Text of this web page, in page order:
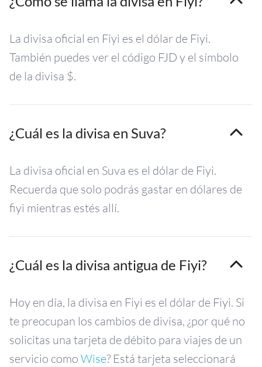
La divisa oficial en Fiyi es el dólar de Fiyi.
También puedes ver el código FJD y el símbolo
de la divisa $.
¿Cuál es la divisa en Suva?
La divisa oficial en Suva es el dólar de Fiyi.
Recuerda que solo podrás gastar en dólares de
fiyi mientras estés allí.
¿Cuál es la divisa antigua de Fiyi?
Hoy en día, la divisa en Fiyi es el dólar de Fiyi. Si
te preocupan los cambios de divisa, ¿por qué no
solicitas una tarjeta de débito para viajes de un
servicio como Wise? Está tarjeta seleccionará